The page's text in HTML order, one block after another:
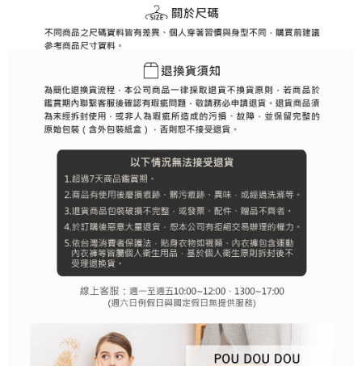
てAFTEEにご提供いただく、またはAFTEEにあなたの個人情報の収集、処
理、利用を許可することににご同意いただけない場合は、当サービスを選
択しないでください。